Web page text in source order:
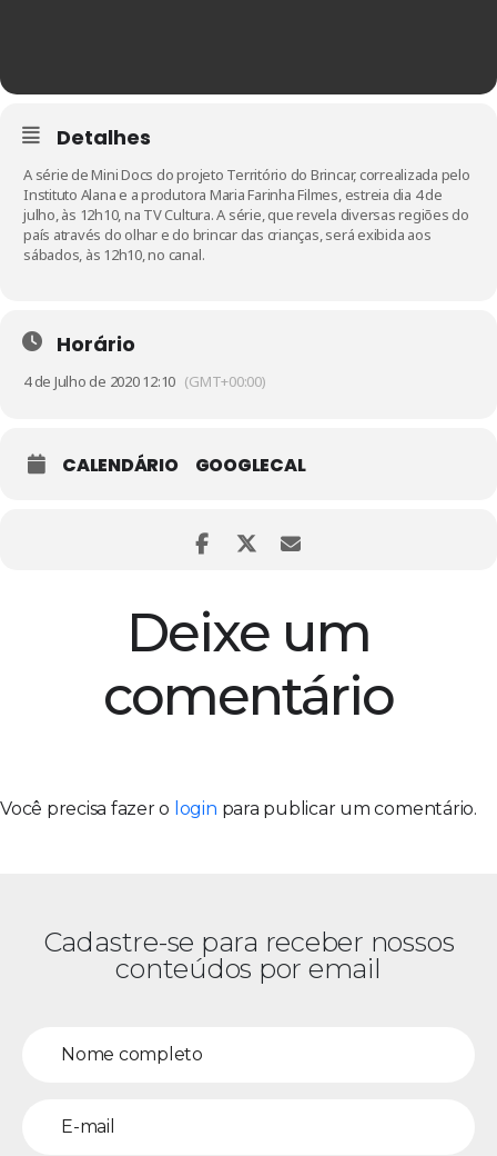
Detalhes
A série de Mini Docs do projeto Território do Brincar, correalizada pelo
Instituto Alana e a produtora Maria Farinha Filmes, estreia dia 4 de
julho, às 12h10, na TV Cultura. A série, que revela diversas regiões do
país através do olhar e do brincar das crianças, será exibida aos
sábados, às 12h10, no canal.
Horário
4 de Julho de 2020 12:10 (GMT+00:00)
CALENDÁRIO GOOGLECAL
Deixe um
comentário
Você precisa fazer o login para publicar um comentário.
Cadastre-se para receber nossos
conteúdos por email